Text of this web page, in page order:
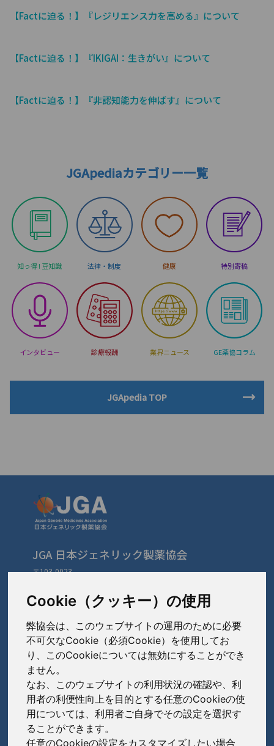
Cookie（クッキー）の使用
弊協会は、このウェブサイトの運用のために必要
不可欠なCookie（必須Cookie）を使用してお
り、このCookieについては無効にすることができ
ません。
なお、このウェブサイトの利用状況の確認や、利
用者の利便性向上を目的とする任意のCookieの使
用については、利用者ご自身でその設定を選択す
ることができます。
任意のCookieの設定をカスタマイズしたい場合
【Factに迫る！】『レジリエンス力を高める』について
【Factに迫る！】『IKIGAI：生きがい』について
【Factに迫る！】『非認知能力を伸ばす』について
JGApediaカテゴリー一覧
知っ得 ! 豆知識 法律・制度 健康 特別寄稿
インタビュー 診療報酬 業界ニュース GE薬協コラム
JGApedia TOP
JGA 日本ジェネリック製薬協会
〒103-0023
TEL: 03-3279-1890 / FAX: 03-3241-2978
会員会社（あ〜さ）
あゆみ製薬株式会社
岩城製薬株式会社
大蔵製薬株式会社
キョーリンリメディオ株式会社
会員会社（た〜は）
大興製薬株式会社
ダイト株式会社
高田製薬株式会社
会員会社 （ま〜わ）
陽進堂ホールディングス株式会社